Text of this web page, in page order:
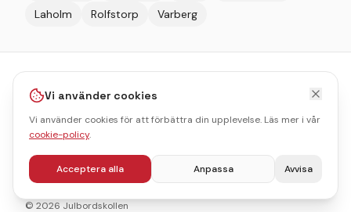
Laholm
Rolfstorp Varberg
Sveriges ledande sajt för att hitta, jämföra och boka
© 2026 Julbordskollen
Vi använder cookies
Vi använder cookies för att förbättra din upplevelse. Läs mer i vår
cookie-policy.
Acceptera alla Anpassa Avvisa